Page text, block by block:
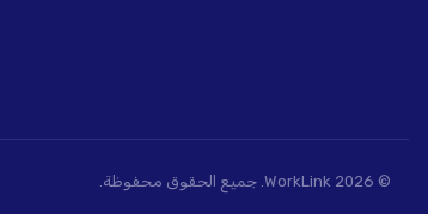
© 2026 WorkLink. جميع الحقوق محفوظة.